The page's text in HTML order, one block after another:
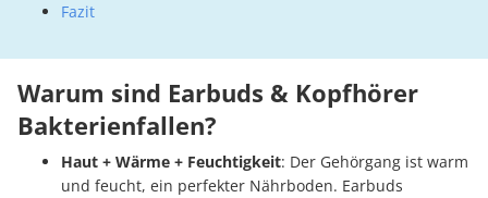
Fazit
Warum sind Earbuds & Kopfhörer
Bakterienfallen?
Haut + Wärme + Feuchtigkeit: Der Gehörgang ist warm
und feucht, ein perfekter Nährboden. Earbuds